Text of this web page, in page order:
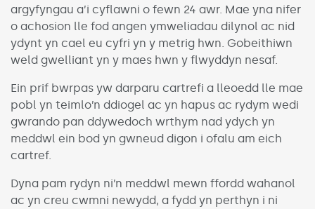
argyfyngau a’i cyflawni o fewn 24 awr. Mae yna nifer
o achosion lle fod angen ymweliadau dilynol ac nid
ydynt yn cael eu cyfri yn y metrig hwn. Gobeithiwn
weld gwelliant yn y maes hwn y flwyddyn nesaf.
Ein prif bwrpas yw darparu cartrefi a lleoedd lle mae
pobl yn teimlo’n ddiogel ac yn hapus ac rydym wedi
gwrando pan ddywedoch wrthym nad ydych yn
meddwl ein bod yn gwneud digon i ofalu am eich
cartref.
Dyna pam rydyn ni’n meddwl mewn ffordd wahanol
ac yn creu cwmni newydd, a fydd yn perthyn i ni